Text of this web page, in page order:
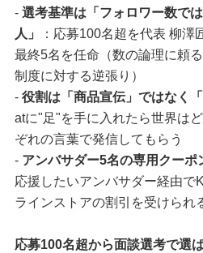
- 選考基準は「フォロワー数で
人」
：応募100名超を代表 柳澤
最終5名を任命（数の論理に頼
制度に対する逆張り）
- 役割は「商品宣伝」ではなく「
atに"足"を手に入れたら世界は
ぞれの言葉で発信してもらう
- アンバサダー5名の専用クーポ
応援したいアンバサダー経由で
ラインストアの割引を受けられ
応募100名超から面談選考で選